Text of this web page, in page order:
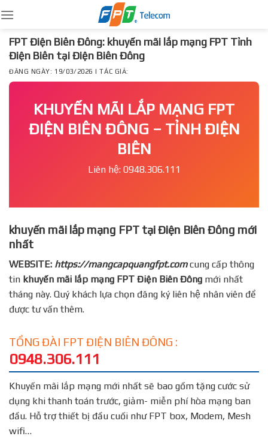
to
content
FPT Điện Biên Đông: khuyến mãi lắp mạng FPT Tỉnh
Điện Biên tại Điện Biên Đông
ĐĂNG NGÀY: 19/03/2026 | TÁC GIẢ:
KHUYẾN MÃI LẮP MẠNG FPT
ĐIỆN BIÊN ĐÔNG – TỈNH ĐIỆN
BIÊN
Liên hệ: 0948.306.111
khuyến mãi lắp mạng FPT tại Điện Biên Đông mới
nhất
WEBSITE: https://mangcapquangfpt.comcung cấp thông
tin khuyến mãi lắp mạng FPT Điện Biên Đông mới nhất
tháng này. Quý khách lựa chọn đăng ký liên hệ nhân viên để
được tư vấn thêm.
TỔNG ĐÀI FPT ĐIỆN BIÊN ĐÔNG :
0948.306.111
Khuyến mãi lắp mạng mới nhất sẽ bao gồm tặng cước sử
dụng khi thanh toán trước, giảm- miễn phí hòa mạng ban
đầu. Hỗ trợ thiết bị đầu cuối như FPT box, Modem, Mesh
wifi…